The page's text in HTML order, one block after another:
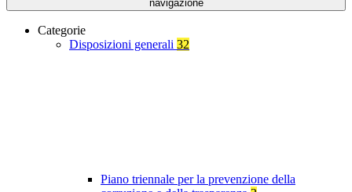
navigazione
Categorie
Disposizioni generali 32
Piano triennale per la prevenzione della